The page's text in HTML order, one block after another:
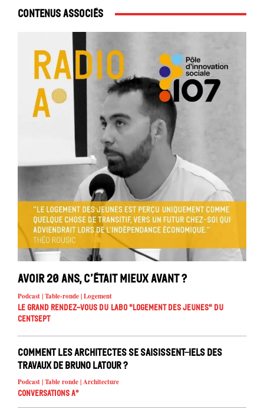
Contenus associés
Avoir 20 ans, c’était mieux avant ?
Podcast | Table-ronde | Logement
Le Grand Rendez-vous du Labo "Logement des jeunes" du
Centsept
Comment les architectes se saisissent-iels des
travaux de Bruno Latour ?
Podcast | Table ronde | Architecture
Conversations A°